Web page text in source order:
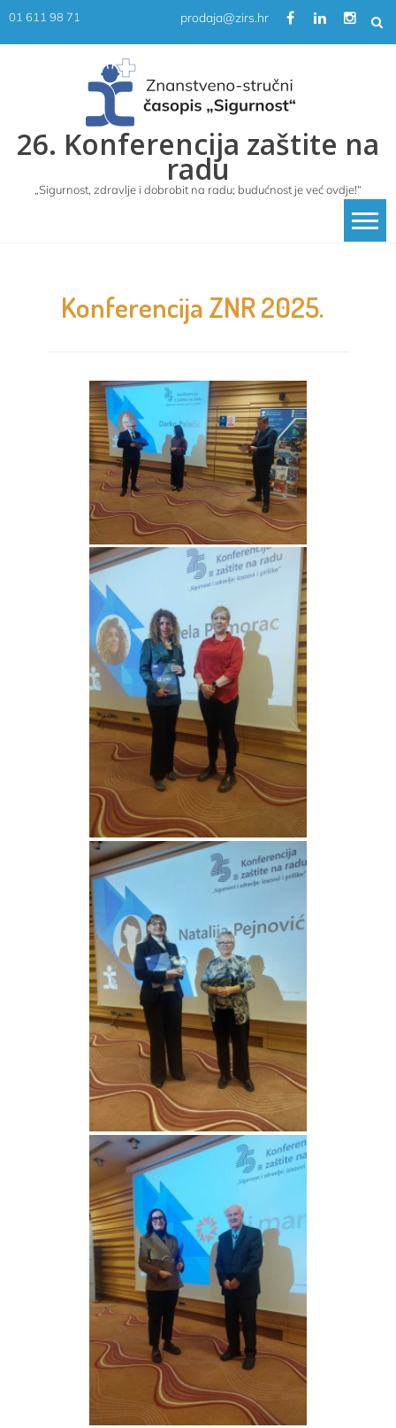
Skip01 611 98 71 prodaja@zirs.hr
26. Konferencija zaštite na
radu
„Sigurnost, zdravlje i dobrobit na radu; budućnost je već ovdje!“
Konferencija ZNR 2025.